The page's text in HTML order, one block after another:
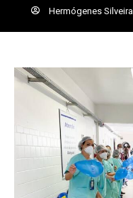
Hermógenes Silveira